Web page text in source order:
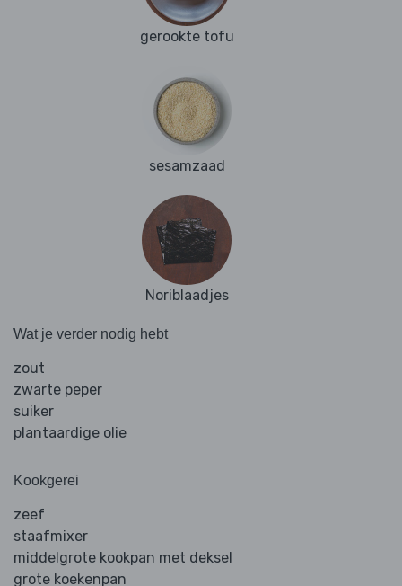
gerookte tofu
sesamzaad
Noriblaadjes
Wat je verder nodig hebt
zout
zwarte peper
suiker
plantaardige olie
Kookgerei
zeef
staafmixer
middelgrote kookpan met deksel
grote koekenpan